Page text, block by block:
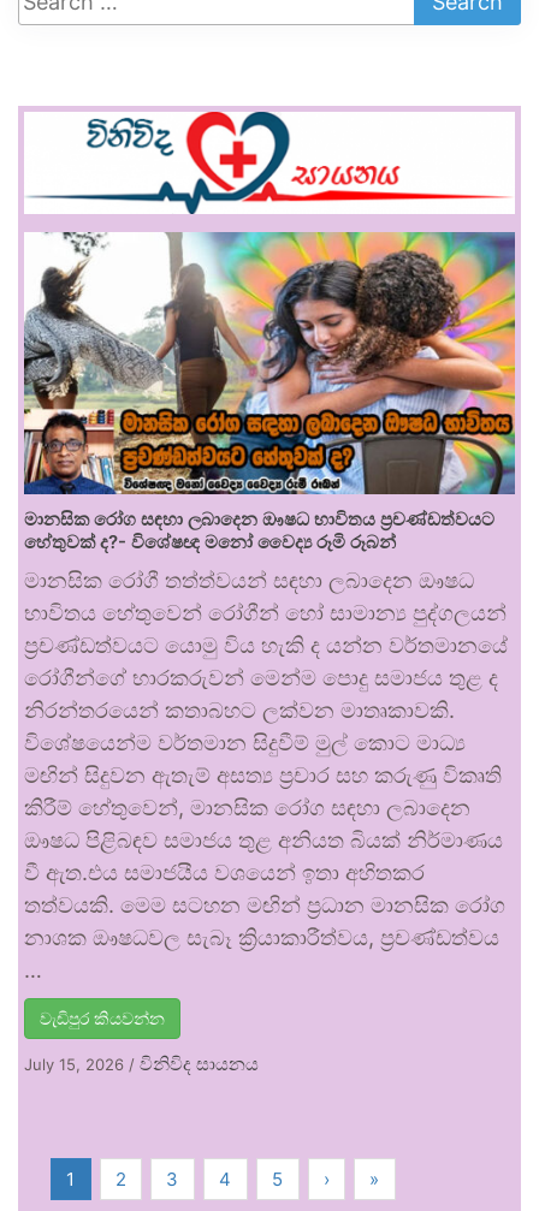
මානසික රෝග සඳහා ලබාදෙන ඖෂධ භාවිතය ප්‍රචණ්ඩත්වයට
හේතුවක් ද?- විශේෂඥ මනෝ වෛද්‍ය රූමි රූබන්
මානසික රෝගී තත්ත්වයන් සඳහා ලබාදෙන ඖෂධ
භාවිතය හේතුවෙන් රෝගීන් හෝ සාමාන්‍ය පුද්ගලයන්
ප්‍රචණ්ඩත්වයට යොමු විය හැකි ද යන්න වර්තමානයේ
රෝගීන්ගේ භාරකරුවන් මෙන්ම පොදු සමාජය තුළ ද
නිරන්තරයෙන් කතාබහට ලක්වන මාතෘකාවකි.
විශේෂයෙන්ම වර්තමාන සිදුවීම් මුල් කොට මාධ්‍ය
මඟින් සිදුවන ඇතැම් අසත්‍ය ප්‍රචාර සහ කරුණු විකෘති
කිරීම් හේතුවෙන්, මානසික රෝග සඳහා ලබාදෙන
ඖෂධ පිළිබඳව සමාජය තුළ අනියත බියක් නිර්මාණය
වී ඇත.එය සමාජයීය වශයෙන් ඉතා අහිතකර
තත්වයකි. මෙම සටහන මඟින් ප්‍රධාන මානසික රෝග
නාශක ඖෂධවල සැබෑ ක්‍රියාකාරීත්වය, ප්‍රචණ්ඩත්වය
…
වැඩිපුර කියවන්න
July 15, 2026 / විනිවිද සායනය
1 2 3 4 5 › »